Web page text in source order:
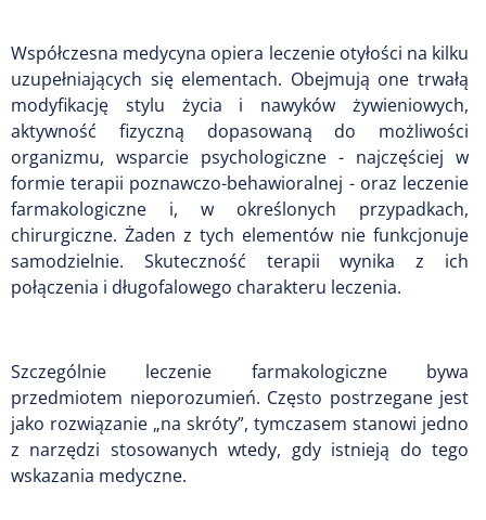
Współczesna medycyna opiera leczenie otyłości na kilku
uzupełniających się elementach. Obejmują one trwałą
modyfikację stylu życia i nawyków żywieniowych,
aktywność fizyczną dopasowaną do możliwości
organizmu, wsparcie psychologiczne - najczęściej w
formie terapii poznawczo-behawioralnej - oraz leczenie
farmakologiczne i, w określonych przypadkach,
chirurgiczne. Żaden z tych elementów nie funkcjonuje
samodzielnie. Skuteczność terapii wynika z ich
połączenia i długofalowego charakteru leczenia.
Szczególnie leczenie farmakologiczne bywa
przedmiotem nieporozumień. Często postrzegane jest
jako rozwiązanie „na skróty”, tymczasem stanowi jedno
z narzędzi stosowanych wtedy, gdy istnieją do tego
wskazania medyczne.